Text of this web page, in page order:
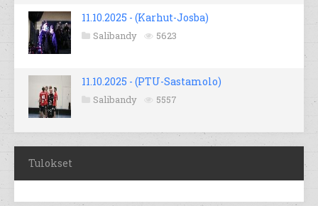
11.10.2025 - (Karhut-Josba)
Salibandy 5623
11.10.2025 - (PTU-Sastamolo)
Salibandy 5557
Tulokset